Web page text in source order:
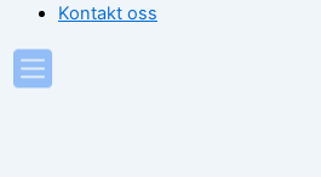
Kontakt oss